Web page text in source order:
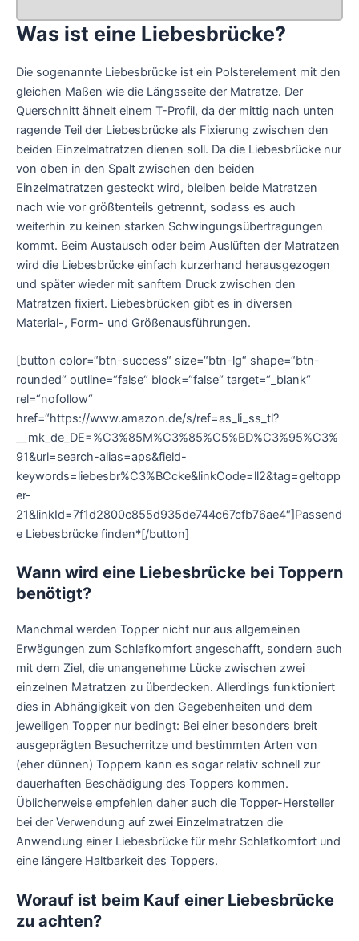
Was ist eine Liebesbrücke?
Die sogenannte Liebesbrücke ist ein Polsterelement mit den
gleichen Maßen wie die Längsseite der Matratze. Der
Querschnitt ähnelt einem T-Profil, da der mittig nach unten
ragende Teil der Liebesbrücke als Fixierung zwischen den
beiden Einzelmatratzen dienen soll. Da die Liebesbrücke nur
von oben in den Spalt zwischen den beiden
Einzelmatratzen gesteckt wird, bleiben beide Matratzen
nach wie vor größtenteils getrennt, sodass es auch
weiterhin zu keinen starken Schwingungsübertragungen
kommt. Beim Austausch oder beim Auslüften der Matratzen
wird die Liebesbrücke einfach kurzerhand herausgezogen
und später wieder mit sanftem Druck zwischen den
Matratzen fixiert. Liebesbrücken gibt es in diversen
Material-, Form- und Größenausführungen.
[button color=“btn-success“ size=“btn-lg“ shape=“btn-
rounded“ outline=“false“ block=“false“ target=“_blank“
rel=“nofollow“
href=“https://www.amazon.de/s/ref=as_li_ss_tl?
__mk_de_DE=%C3%85M%C3%85%C5%BD%C3%95%C3%
91&url=search-alias=aps&field-
keywords=liebesbr%C3%BCcke&linkCode=ll2&tag=geltopp
er-
21&linkId=7f1d2800c855d935de744c67cfb76ae4″]Passend
e Liebesbrücke finden*[/button]
Wann wird eine Liebesbrücke bei Toppern
benötigt?
Manchmal werden Topper nicht nur aus allgemeinen
Erwägungen zum Schlafkomfort angeschafft, sondern auch
mit dem Ziel, die unangenehme Lücke zwischen zwei
einzelnen Matratzen zu überdecken. Allerdings funktioniert
dies in Abhängigkeit von den Gegebenheiten und dem
jeweiligen Topper nur bedingt: Bei einer besonders breit
ausgeprägten Besucherritze und bestimmten Arten von
(eher dünnen) Toppern kann es sogar relativ schnell zur
dauerhaften Beschädigung des Toppers kommen.
Üblicherweise empfehlen daher auch die Topper-Hersteller
bei der Verwendung auf zwei Einzelmatratzen die
Anwendung einer Liebesbrücke für mehr Schlafkomfort und
eine längere Haltbarkeit des Toppers.
Worauf ist beim Kauf einer Liebesbrücke
zu achten?